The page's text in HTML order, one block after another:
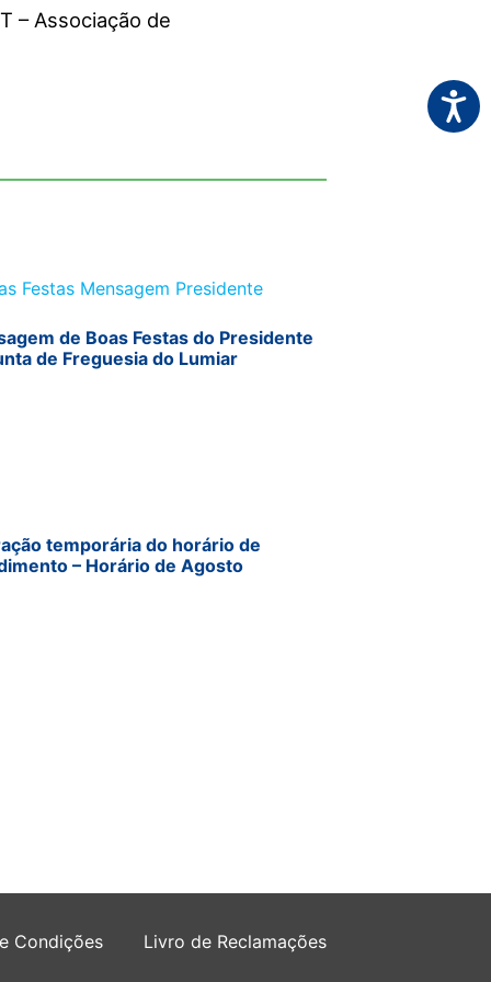
– Associação de
de Boas Festas do Presidente
de Freguesia do Lumiar
temporária do horário de
– Horário de Agosto
Condições Livro de Reclamações